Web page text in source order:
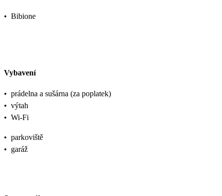
• Bibione
Vybavení
• prádelna a sušárna (za poplatek)
• výtah
• Wi-Fi
• parkoviště
• garáž